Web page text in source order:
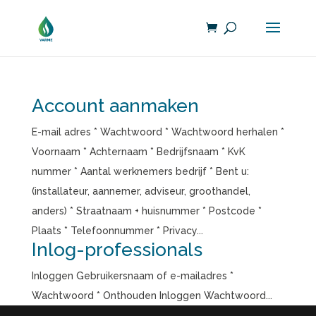
Account aanmaken
E-mail adres * Wachtwoord * Wachtwoord herhalen *
Voornaam * Achternaam * Bedrijfsnaam * KvK
nummer * Aantal werknemers bedrijf * Bent u:
(installateur, aannemer, adviseur, groothandel,
anders) * Straatnaam + huisnummer * Postcode *
Plaats * Telefoonnummer * Privacy...
Inlog-professionals
Inloggen Gebruikersnaam of e-mailadres *
Wachtwoord * Onthouden Inloggen Wachtwoord...